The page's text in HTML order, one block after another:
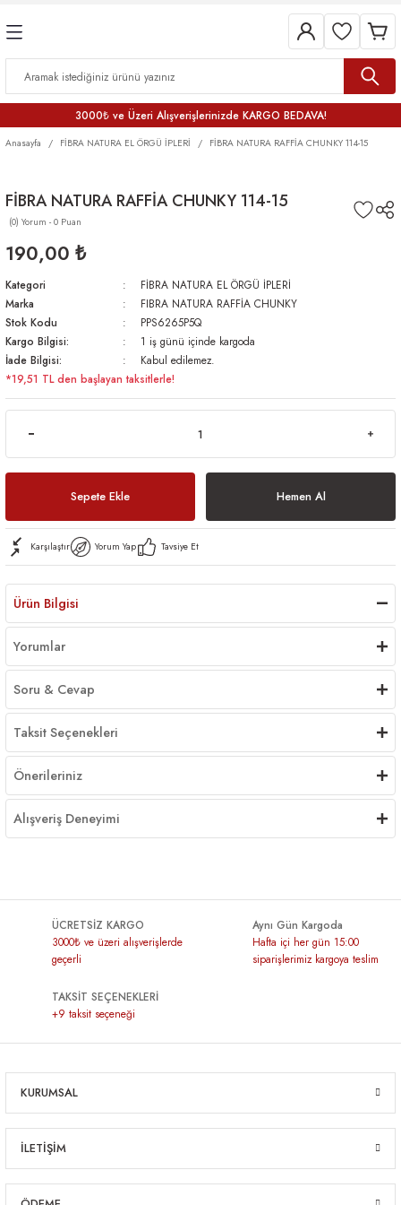
3000₺ ve Üzeri Alışverişlerinizde KARGO BEDAVA!
Anasayfa FİBRA NATURA EL ÖRGÜ İPLERİ FİBRA NATURA RAFFİA CHUNKY 114-15
FİBRA NATURA RAFFİA CHUNKY 114-15
(0) Yorum - 0 Puan
190,00 ₺
Kategori
FİBRA NATURA EL ÖRGÜ İPLERİ
Marka
FIBRA NATURA RAFFİA CHUNKY
Stok Kodu
PPS6265P5Q
Kargo Bilgisi:
1 iş günü içinde kargoda
İade Bilgisi:
Kabul edilemez.
*19,51 TL den başlayan taksitlerle!
Sepete Ekle Hemen Al
Karşılaştır Yorum Yap Tavsiye Et
Ürün Bilgisi
Yorumlar
Soru & Cevap
Taksit Seçenekleri
Önerileriniz
Alışveriş Deneyimi
ÜCRETSİZ KARGO
3000₺ ve üzeri alışverişlerde
geçerli
Aynı Gün Kargoda
Hafta içi her gün 15:00
siparişlerimiz kargoya teslim
TAKSİT SEÇENEKLERİ
+9 taksit seçeneği
KURUMSAL
İLETİŞİM